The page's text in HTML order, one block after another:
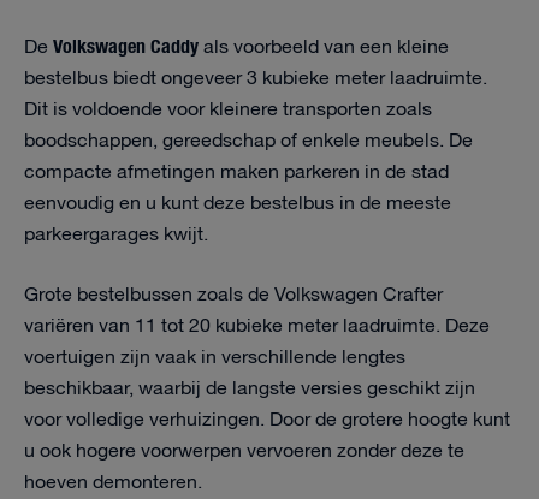
De Volkswagen Caddyals voorbeeld van een kleine
bestelbus biedt ongeveer 3 kubieke meter laadruimte.
Dit is voldoende voor kleinere transporten zoals
boodschappen, gereedschap of enkele meubels. De
compacte afmetingen maken parkeren in de stad
eenvoudig en u kunt deze bestelbus in de meeste
parkeergarages kwijt.
Grote bestelbussen zoals de Volkswagen Crafter
variëren van 11 tot 20 kubieke meter laadruimte. Deze
voertuigen zijn vaak in verschillende lengtes
beschikbaar, waarbij de langste versies geschikt zijn
voor volledige verhuizingen. Door de grotere hoogte kunt
u ook hogere voorwerpen vervoeren zonder deze te
hoeven demonteren.